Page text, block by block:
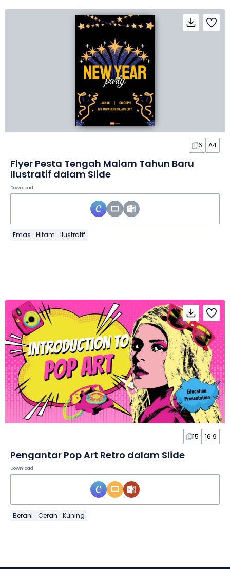
6 A4
Flyer Pesta Tengah Malam Tahun Baru
Ilustratif dalam Slide
Download
Emas Hitam Ilustratif
15 16:9
Pengantar Pop Art Retro dalam Slide
Download
Berani Cerah Kuning